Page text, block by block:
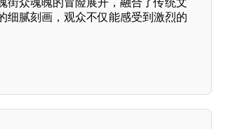
街众魂魄的冒险展开，融合了传统文
细腻刻画，观众不仅能感受到激烈的